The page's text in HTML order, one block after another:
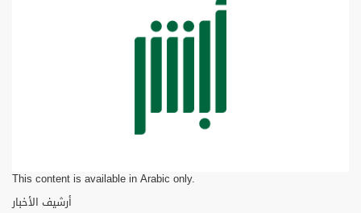
This content is available in Arabic only.
أرشيف الأخبار